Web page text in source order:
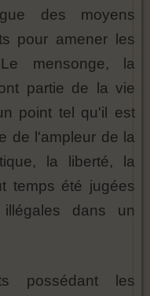
des moyens
pour amener les
mensonge, la
partie de la vie
point tel qu'il est
de l'ampleur de la
la liberté, la
temps été jugées
dans un
possédant les